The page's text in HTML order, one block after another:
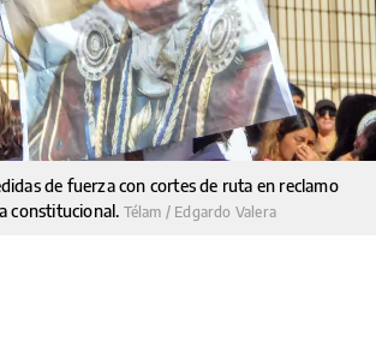
de fuerza con cortes de ruta en reclamo
constitucional. Télam / Edgardo Valera